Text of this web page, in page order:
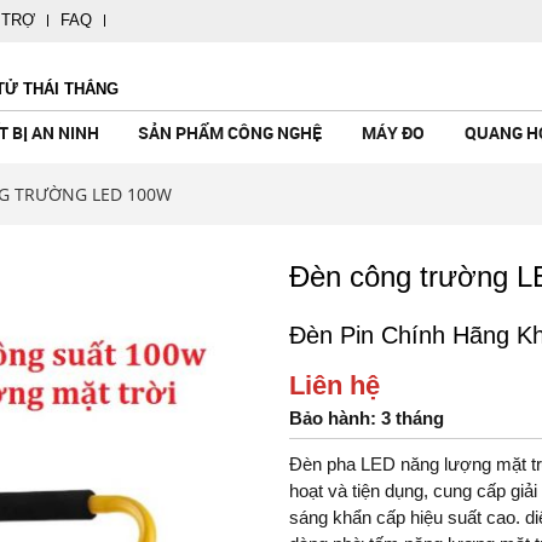
FAQ
THÁI THẮNG
BỊ AN NINH
CAMERA KHÔNG DÂY MÁY DÒ KIM
SẢN PHẨM CÔNG NGHỆ
NGHỆ
CHUÔNG CỬA MÀN HÌNH
KHÔNG DÂY
MÁY CHƠI
MÁY ĐO
MÁY ĐO KHÍ CÁC LOẠI MÁY ĐO ÁNH
QUANG
Made In
ỐNG NHÒM ĐO KHOẢNG CÁCH KÍNH THIÊN
GENTOS
ĐÈN PIN MỸ BUSHNELL - USA ĐÈN PIN
LOA KÉO
MÁY TRỢ
TRƯỜNG LED 100W
Đèn công trường
Đèn Pin Chính Hãng
Liên hệ
Bảo hành: 3 tháng
Đèn pha LED năng lượng mặt
hoạt và tiện dụng, cung cấp
sáng khẩn cấp hiệu suất cao.